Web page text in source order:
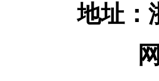
地址：